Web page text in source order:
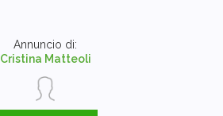
Annuncio di:
Cristina Matteoli